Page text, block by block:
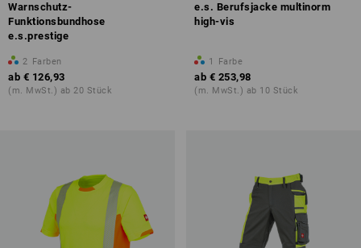
Warnschutz-
Funktionsbundhose
e.s.prestige
2 Farben
ab € 126,93
(m. MwSt.) ab 20 Stück
e.s. Berufsjacke multinorm
high-vis
1 Farbe
ab € 253,98
(m. MwSt.) ab 10 Stück